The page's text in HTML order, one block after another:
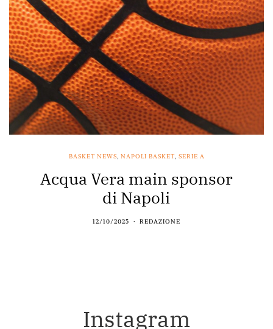
BASKET NEWS, NAPOLI BASKET, SERIE A
Acqua Vera main sponsor
di Napoli
12/10/2025 REDAZIONE
Instagram